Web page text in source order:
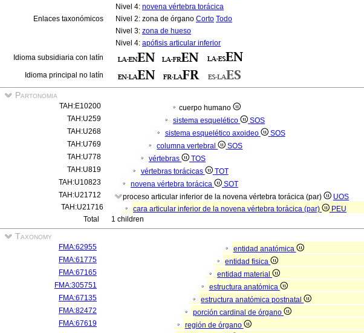
Nivel 4: novena vértebra torácica
Enlaces taxonómicos
Nivel 2: zona de órgano Corto Todo
Nivel 3: zona de hueso
Nivel 4: apófisis articular inferior
Idioma subsidiaria con latín
Idioma principal no latín
Partonomia
TAH:E10200
cuerpo humano
TAH:U259
sistema esquelético
SOS
TAH:U268
sistema esquelético axoideo
SOS
TAH:U769
columna vertebral
SOS
TAH:U778
vértebras
TOS
TAH:U819
vértebras torácicas
TOT
TAH:U10823
novena vértebra torácica
SOT
TAH:U21712
proceso articular inferior de la novena vértebra torácica (par)
UOS
TAH:U21716
cara articular inferior de la novena vértebra torácica (par)
PEU
Total
1 children
Taxonomy
FMA:62955
entidad anatómica
FMA:61775
entidad fisica
FMA:67165
entidad material
FMA:305751
estructura anatómica
FMA:67135
estructura anatómica postnatal
FMA:82472
porción cardinal de órgano
FMA:67619
región de órgano